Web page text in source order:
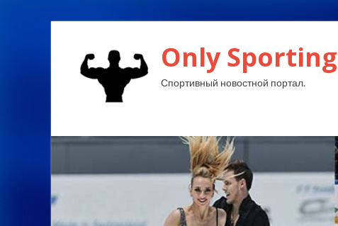
Only
Спортивный новостной портал.